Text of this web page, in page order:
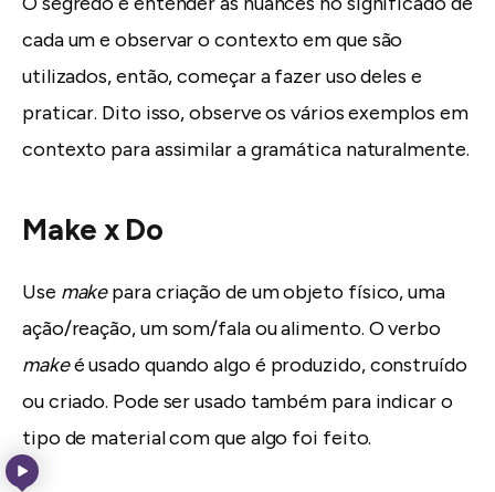
cada um e observar o contexto em que são
utilizados, então, começar a fazer uso deles e
praticar. Dito isso, observe os vários exemplos em
contexto para assimilar a gramática naturalmente.
Make x Do
Use makepara criação de um objeto físico, uma
ação/reação, um som/fala ou alimento. O verbo
makeé usado quando algo é produzido, construído
ou criado. Pode ser usado também para indicar o
tipo de material com que algo foi feito.